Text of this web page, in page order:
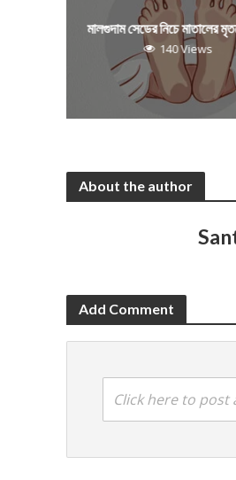
মালগুদাম সেডের নিচে মাতালের
140 Views
About the author
Add Comment
Click here to post